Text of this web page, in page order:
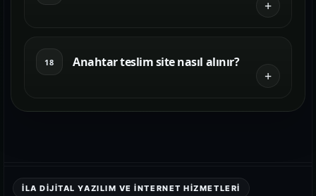
18 Anahtar teslim site nasıl alınır?
İLA DIJITAL YAZILIM VE İNTERNET HIZMETLERI